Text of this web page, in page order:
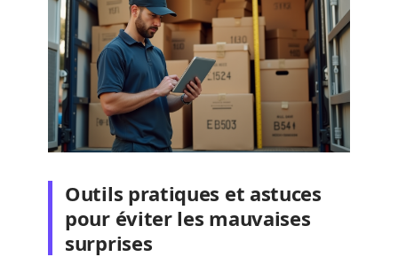
Outils pratiques et astuces
pour éviter les mauvaises
surprises